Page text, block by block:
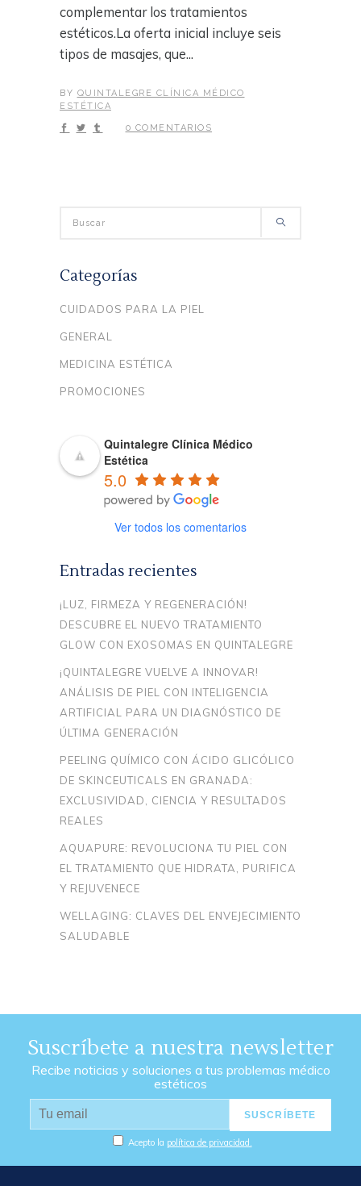
complementar los tratamientos
estéticos.La oferta inicial incluye seis
tipos de masajes, que...
BY QUINTALEGRE CLÍNICA MÉDICO
ESTÉTICA
0 COMENTARIOS
Categorías
CUIDADOS PARA LA PIEL
GENERAL
MEDICINA ESTÉTICA
PROMOCIONES
Quintalegre Clínica Médico
Estética
5.0
Ver todos los comentarios
Entradas recientes
¡LUZ, FIRMEZA Y REGENERACIÓN!
DESCUBRE EL NUEVO TRATAMIENTO
GLOW CON EXOSOMAS EN QUINTALEGRE
¡QUINTALEGRE VUELVE A INNOVAR!
ANÁLISIS DE PIEL CON INTELIGENCIA
ARTIFICIAL PARA UN DIAGNÓSTICO DE
ÚLTIMA GENERACIÓN
PEELING QUÍMICO CON ÁCIDO GLICÓLICO
DE SKINCEUTICALS EN GRANADA:
EXCLUSIVIDAD, CIENCIA Y RESULTADOS
REALES
AQUAPURE: REVOLUCIONA TU PIEL CON
EL TRATAMIENTO QUE HIDRATA, PURIFICA
Y REJUVENECE
WELLAGING: CLAVES DEL ENVEJECIMIENTO
SALUDABLE
Suscríbete a nuestra newsletter
Recibe noticias y soluciones a tus problemas médico
estéticos
Acepto la política de privacidad.